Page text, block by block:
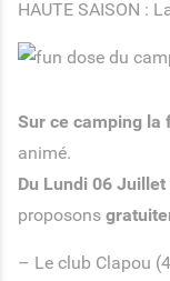
HAUTE SAISON :
Sur ce camping la
animé.
Du Lundi 06
proposons
– Le club Clapou